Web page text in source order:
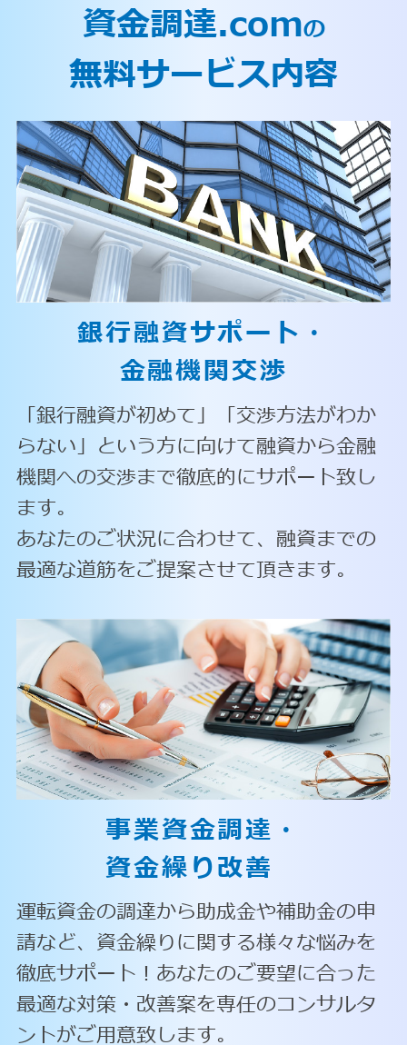
資金調達.comの
無料サービス内容
銀行融資サポート・
金融機関交渉
「銀行融資が初めて」「交渉方法がわか
らない」という方に向けて融資から金融
機関への交渉まで徹底的にサポート致し
ます。
あなたのご状況に合わせて、融資までの
最適な道筋をご提案させて頂きます。
事業資金調達・
資金繰り改善
運転資金の調達から助成金や補助金の申
請など、資金繰りに関する様々な悩みを
徹底サポート！あなたのご要望に合った
最適な対策・改善案を専任のコンサルタ
ントがご用意致します。